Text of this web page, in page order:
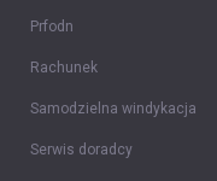
Prfodn
Rachunek
Samodzielna windykacja
Serwis doradcy